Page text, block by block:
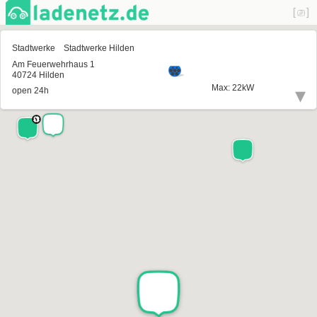
Stadtwerke
Stadtwerke Hilden
Am Feuerwehrhaus 1
40724 Hilden
open 24h
Max: 22kW ▾